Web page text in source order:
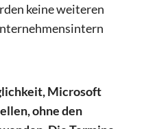
keine weiteren
Microsoft
ohne den